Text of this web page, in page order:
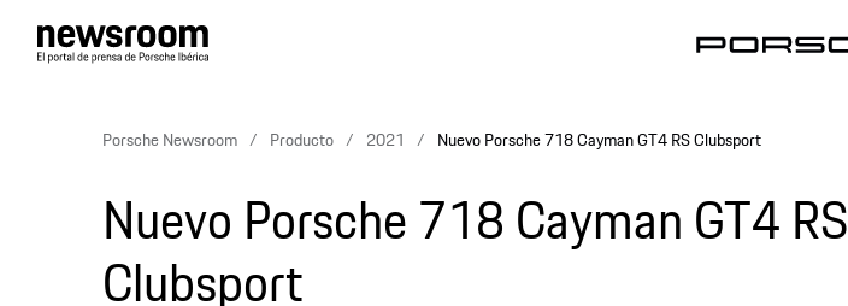
Porsche Newsroom Producto 2021 Nuevo Porsche 718 Cayman GT4 RS Clubsport
Nuevo Porsche 718 Cayman GT4 RS
Clubsport